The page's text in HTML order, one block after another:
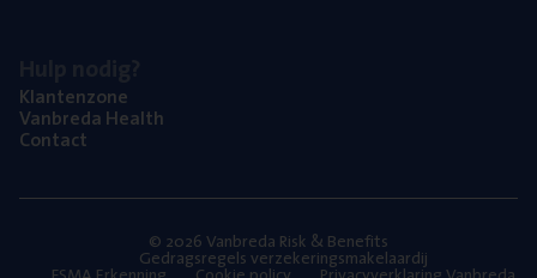
Klan­ten­zo­ne
Van­b­re­da Health
Con­tact
© 2026 Vanbreda Risk & Benefits
Gedragsregels verzekeringsmakelaardij